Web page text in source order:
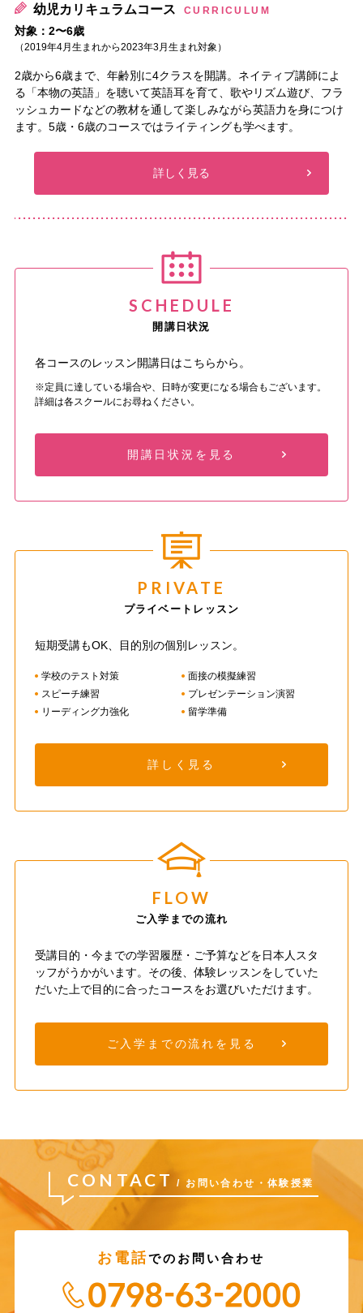
幼児カリキュラムコース CURRICULUM
対象：2〜6歳
（2019年4月生まれから2023年3月生まれ対象）
2歳から6歳まで、年齢別に4クラスを開講。ネイティブ講師によ
る「本物の英語」を聴いて英語耳を育て、歌やリズム遊び、フラ
ッシュカードなどの教材を通して楽しみながら英語力を身につけ
ます。5歳・6歳のコースではライティングも学べます。
詳しく見る
SCHEDULE
開講日状況
各コースのレッスン開講日はこちらから。
定員に達している場合や、日時が変更になる場合もございます。
詳細は各スクールにお尋ねください。
開講日状況を見る
PRIVATE
プライベートレッスン
短期受講もOK、目的別の個別レッスン。
学校のテスト対策
面接の模擬練習
スピーチ練習
プレゼンテーション演習
リーディング力強化
留学準備
詳しく見る
FLOW
ご入学までの流れ
受講目的・今までの学習履歴・ご予算などを日本人スタ
ッフがうかがいます。その後、体験レッスンをしていた
だいた上で目的に合ったコースをお選びいただけます。
ご入学までの流れを見る
CONTACT / お問い合わせ・体験授業
お電話でのお問い合わせ